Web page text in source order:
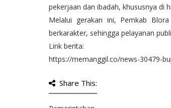
pekerjaan dan ibadah, khususnya di
Melalui gerakan ini, Pemkab
berkarakter, sehingga pelayanan
Link berita:
https://memanggil.co/news-30479-
Share This: